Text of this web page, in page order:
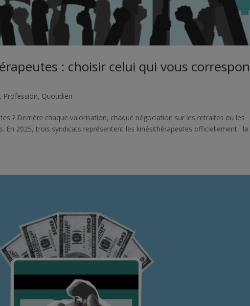
: choisir celui qui vous
, Profession, Quotidien
? Derrière chaque valorisation, chaque négociation sur les retraites ou les
En 2025, trois syndicats représentent les kinésithérapeutes officiellement : la